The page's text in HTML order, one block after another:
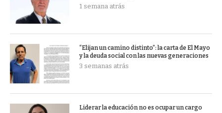
1 semana atrás
“Elijan un camino distinto”: la carta de El Mayo
y la deuda social con las nuevas generaciones
3 semanas atrás
Liderar la educación no es ocupar un cargo